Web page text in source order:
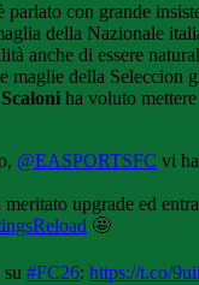
con grande
della Nazionale
anche di essere
maglie della Seleccion
Scaloni ha voluto
@EASPORTSFC vi
upgrade ed
🤩
#FC26: https://t.co/